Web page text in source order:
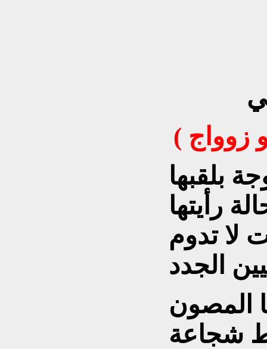
بلقبها
رأيتها
لا تدوم
المصون
شجاعة